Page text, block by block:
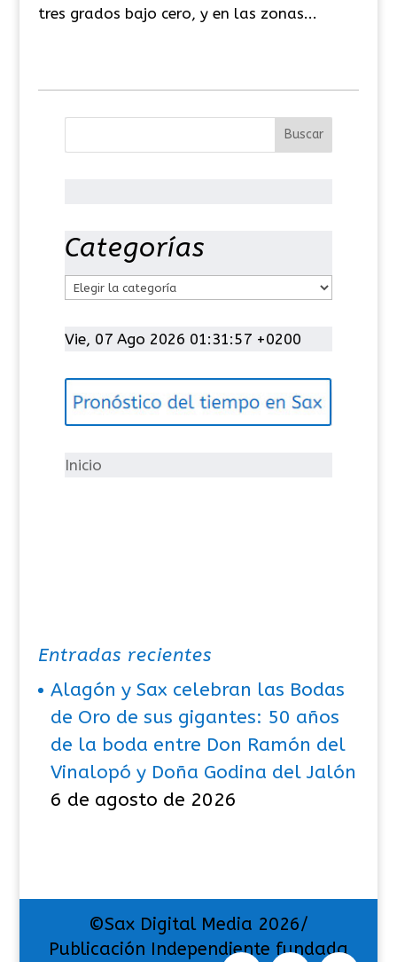
tres grados bajo cero, y en las zonas...
Categorías
t
g
í
Vie, 07 Ago 2026 01:31:57 +0200
Inicio
Entradas recientes
Alagón y Sax celebran las Bodas
de Oro de sus gigantes: 50 años
de la boda entre Don Ramón del
Vinalopó y Doña Godina del Jalón
6 de agosto de 2026
©Sax Digital Media 2026/
Publicación Independiente fundada